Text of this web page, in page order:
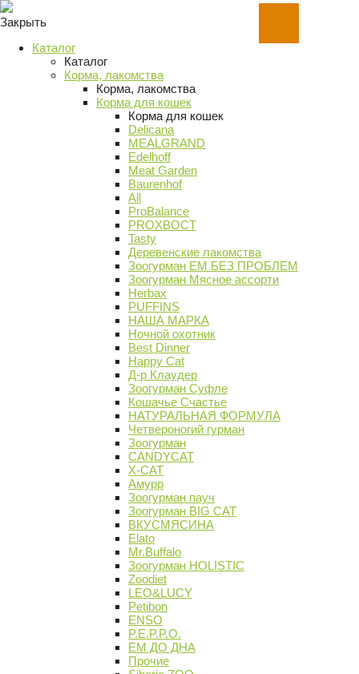
Закрыть
Каталог
Каталог
Корма, лакомства
Корма, лакомства
Корма для кошек
Корма для кошек
Delicana
MEALGRAND
Edelhoff
Meat Garden
Baurenhof
All
ProBalance
PROХВОСТ
Tasty
Деревенские лакомства
Зоогурман ЕМ БЕЗ ПРОБЛЕМ
Зоогурман Мясное ассорти
Herbax
PUFFINS
НАША МАРКА
Ночной охотник
Best Dinner
Happy Cat
Д-р Клаудер
Зоогурман Суфле
Кошачье Счастье
НАТУРАЛЬНАЯ ФОРМУЛА
Четвероногий гурман
Зоогурман
CANDYCAT
X-CAT
Амурр
Зоогурман пауч
Зоогурман BIG CAT
ВКУСМЯСИНА
Elato
Mr.Buffalo
Зоогурман HOLISTIC
Zoodiet
LEO&LUCY
Petibon
ENSO
P.E.P.P.O.
ЕМ ДО ДНА
Прочие